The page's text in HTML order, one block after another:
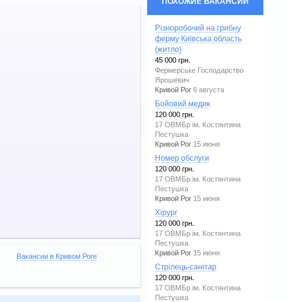
Вакансии в Кривом Роге
Різноробочий на грибну
ферму Київська область
(житло)
45 000 грн.
Фермерське Господарство
Ярошевич
Кривой Рог 6 августа
Бойовий медик
120 000 грн.
17 ОВМБр ім. Костянтина
Пестушка
Кривой Рог 15 июня
Номер обслуги
120 000 грн.
17 ОВМБр ім. Костянтина
Пестушка
Кривой Рог 15 июня
Хірург
120 000 грн.
17 ОВМБр ім. Костянтина
Пестушка
Кривой Рог 15 июня
Стрілець-санітар
120 000 грн.
17 ОВМБр ім. Костянтина
Пестушка